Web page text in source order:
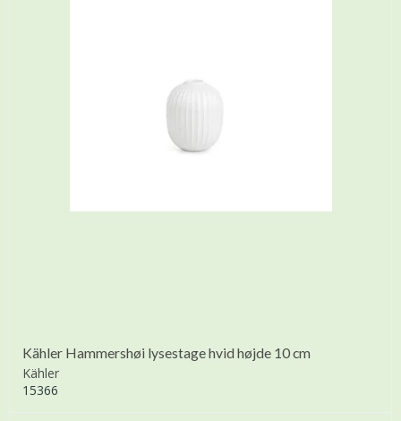
Kähler Hammershøi lysestage hvid højde 10 cm
Kähler
15366